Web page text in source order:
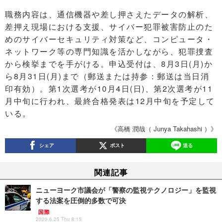
職務内容は、通信機器や差し押さえたデータの解析、
差押え現場における支援、サイバー犯罪被害防止のた
めのサイバーセキュリティ対策など、コンピュータ・
ネットワーク等の専門知識を活かしながら、犯罪捜査
から検挙までを手がける。申込受付は、8月3日(月)か
ら8月31日(月)まで（郵送または持参：郵送は当日消
印有効）。第1次選考が10月4日(日)、第2次選考が11
月中旬に行われ、最終合格発表は12月中旬を予定して
いる。
《高橋 潤哉（ Junya Takahashi ）》
シェア ポスト 送る
関連記事
ニューヨーク市議会が「警察の監視テクノロジー」を監視
する法案を圧倒的多数で可決
国際
2020.6.25 Thu 8:15